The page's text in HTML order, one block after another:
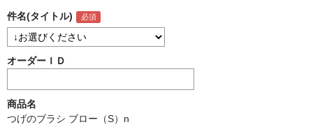
件名(タイトル)
オーダーＩＤ
商品名
つげのブラシ ブロー（S）n